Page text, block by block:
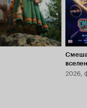
2026,